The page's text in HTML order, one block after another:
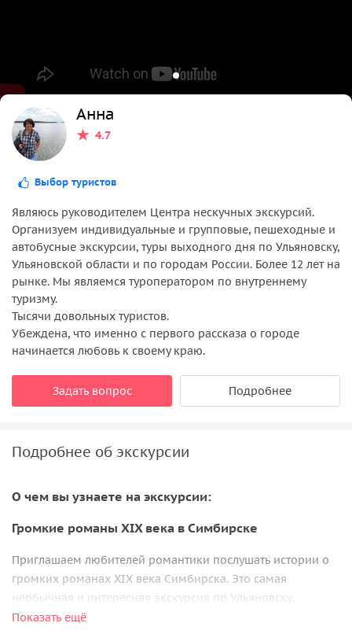
Анна
4.7
Выбор туристов
Являюсь руководителем Центра нескучных экскурсий.
Организуем индивидуальные и групповые, пешеходные и
автобусные экскурсии, туры выходного дня по Ульяновску,
Ульяновской области и по городам России. Более 12 лет на
рынке. Мы являемся туроператором по внутреннему
туризму.
Тысячи довольных туристов.
Убеждена, что именно с первого рассказа о городе
начинается любовь к своему краю.
Задать вопрос Подробнее
Подробнее об экскурсии
О чем вы узнаете на экскурсии:
Громкие романы XIX века в Симбирске
Приглашаем любителей романтики послушать истории о
громких романах XIX века Симбирска. Это самая
необычная и интересная экскурсия по Ульяновску.
Показать ещё